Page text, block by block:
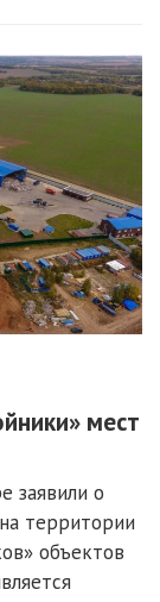
мест
заявили о
территории
объектов